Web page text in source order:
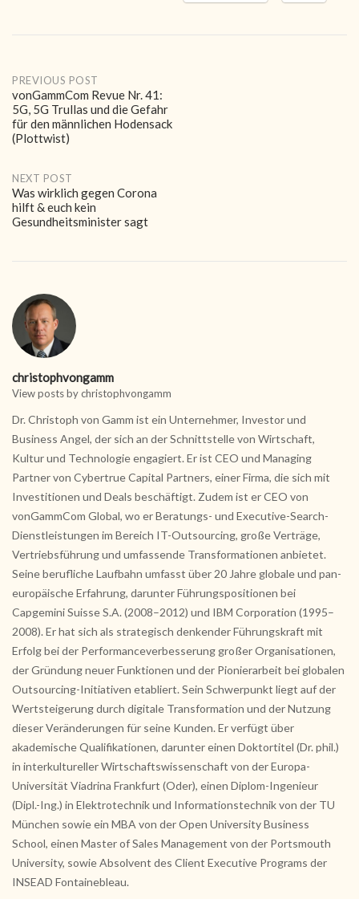
Post
navigation
PREVIOUS POST
vonGammCom Revue Nr. 41:
5G, 5G Trullas und die Gefahr
für den männlichen Hodensack
(Plottwist)
NEXT POST
Was wirklich gegen Corona
hilft & euch kein
Gesundheitsminister sagt
christophvongamm
View posts by christophvongamm
Dr. Christoph von Gamm ist ein Unternehmer, Investor und
Business Angel, der sich an der Schnittstelle von Wirtschaft,
Kultur und Technologie engagiert. Er ist CEO und Managing
Partner von Cybertrue Capital Partners, einer Firma, die sich mit
Investitionen und Deals beschäftigt. Zudem ist er CEO von
vonGammCom Global, wo er Beratungs- und Executive-Search-
Dienstleistungen im Bereich IT-Outsourcing, große Verträge,
Vertriebsführung und umfassende Transformationen anbietet.
Seine berufliche Laufbahn umfasst über 20 Jahre globale und pan-
europäische Erfahrung, darunter Führungspositionen bei
Capgemini Suisse S.A. (2008–2012) und IBM Corporation (1995–
2008). Er hat sich als strategisch denkender Führungskraft mit
Erfolg bei der Performanceverbesserung großer Organisationen,
der Gründung neuer Funktionen und der Pionierarbeit bei globalen
Outsourcing-Initiativen etabliert. Sein Schwerpunkt liegt auf der
Wertsteigerung durch digitale Transformation und der Nutzung
dieser Veränderungen für seine Kunden. Er verfügt über
akademische Qualifikationen, darunter einen Doktortitel (Dr. phil.)
in interkultureller Wirtschaftswissenschaft von der Europa-
Universität Viadrina Frankfurt (Oder), einen Diplom-Ingenieur
(Dipl.-Ing.) in Elektrotechnik und Informationstechnik von der TU
München sowie ein MBA von der Open University Business
School, einen Master of Sales Management von der Portsmouth
University, sowie Absolvent des Client Executive Programs der
INSEAD Fontainebleau.